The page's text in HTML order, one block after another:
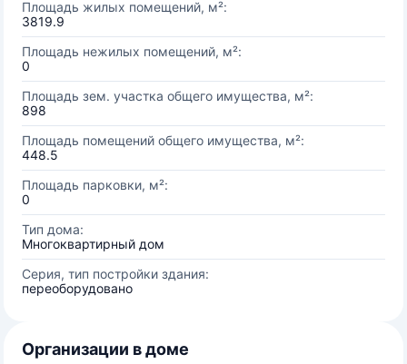
Площадь жилых помещений, м²:
3819.9
Площадь нежилых помещений, м²:
0
Площадь зем. участка общего имущества, м²:
898
Площадь помещений общего имущества, м²:
448.5
Площадь парковки, м²:
0
Тип дома:
Многоквартирный дом
Серия, тип постройки здания:
переоборудовано
Организации в доме